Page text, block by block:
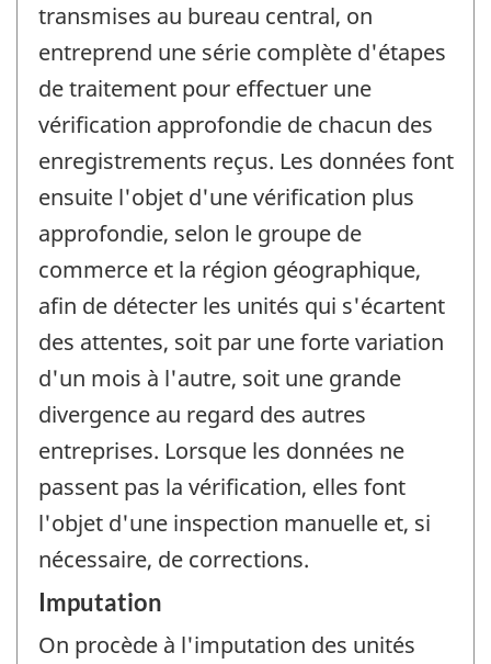
transmises au bureau central, on
entreprend une série complète d'étapes
de traitement pour effectuer une
vérification approfondie de chacun des
enregistrements reçus. Les données font
ensuite l'objet d'une vérification plus
approfondie, selon le groupe de
commerce et la région géographique,
afin de détecter les unités qui s'écartent
des attentes, soit par une forte variation
d'un mois à l'autre, soit une grande
divergence au regard des autres
entreprises. Lorsque les données ne
passent pas la vérification, elles font
l'objet d'une inspection manuelle et, si
nécessaire, de corrections.
Imputation
On procède à l'imputation des unités